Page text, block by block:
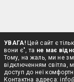
УВАГА!Цей сайт є
вони є", та не має
Тому, на жаль, ми не
відключенням світла,
доступ до неї
Контактна адреса: